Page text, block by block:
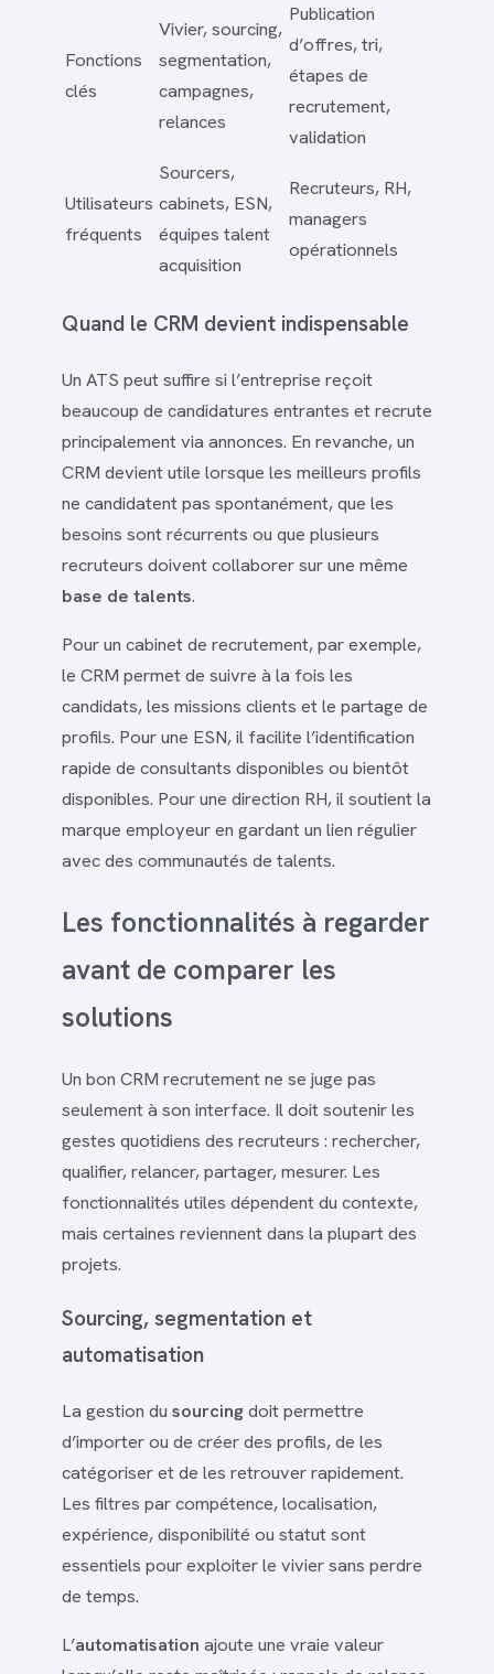
Fonctions
clés
Vivier, sourcing,
segmentation,
campagnes,
relances
Publication
d’offres, tri,
étapes de
recrutement,
validation
Utilisateurs
fréquents
Sourcers,
cabinets, ESN,
équipes talent
acquisition
Recruteurs, RH,
managers
opérationnels
Quand le CRM devient indispensable
Un ATS peut suffire si l’entreprise reçoit
beaucoup de candidatures entrantes et recrute
principalement via annonces. En revanche, un
CRM devient utile lorsque les meilleurs profils
ne candidatent pas spontanément, que les
besoins sont récurrents ou que plusieurs
recruteurs doivent collaborer sur une même
base de talents.
Pour un cabinet de recrutement, par exemple,
le CRM permet de suivre à la fois les
candidats, les missions clients et le partage de
profils. Pour une ESN, il facilite l’identification
rapide de consultants disponibles ou bientôt
disponibles. Pour une direction RH, il soutient la
marque employeur en gardant un lien régulier
avec des communautés de talents.
Les fonctionnalités à regarder
avant de comparer les
solutions
Un bon CRM recrutement ne se juge pas
seulement à son interface. Il doit soutenir les
gestes quotidiens des recruteurs : rechercher,
qualifier, relancer, partager, mesurer. Les
fonctionnalités utiles dépendent du contexte,
mais certaines reviennent dans la plupart des
projets.
Sourcing, segmentation et
automatisation
La gestion du sourcingdoit permettre
d’importer ou de créer des profils, de les
catégoriser et de les retrouver rapidement.
Les filtres par compétence, localisation,
expérience, disponibilité ou statut sont
essentiels pour exploiter le vivier sans perdre
de temps.
L’automatisation ajoute une vraie valeur